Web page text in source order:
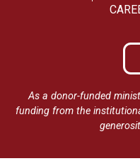
As a donor-funded
funding from the